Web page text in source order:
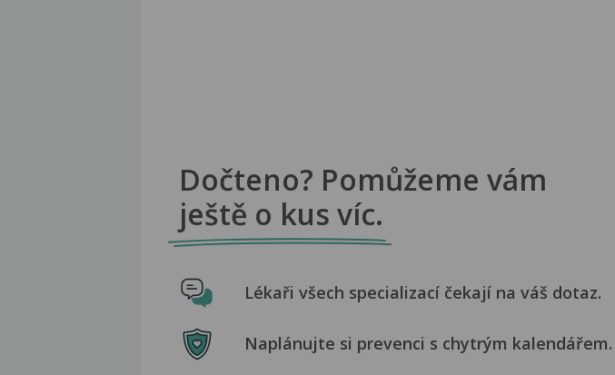
Dočteno? Pomůžeme vám
ještě o kus víc.
Lékaři všech specializací čekají na váš dotaz.
Naplánujte si prevenci s chytrým kalendářem.